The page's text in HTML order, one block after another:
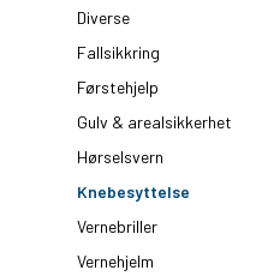
Diverse
Fallsikkring
Førstehjelp
Gulv & arealsikkerhet
Hørselsvern
Knebesyttelse
Vernebriller
Vernehjelm